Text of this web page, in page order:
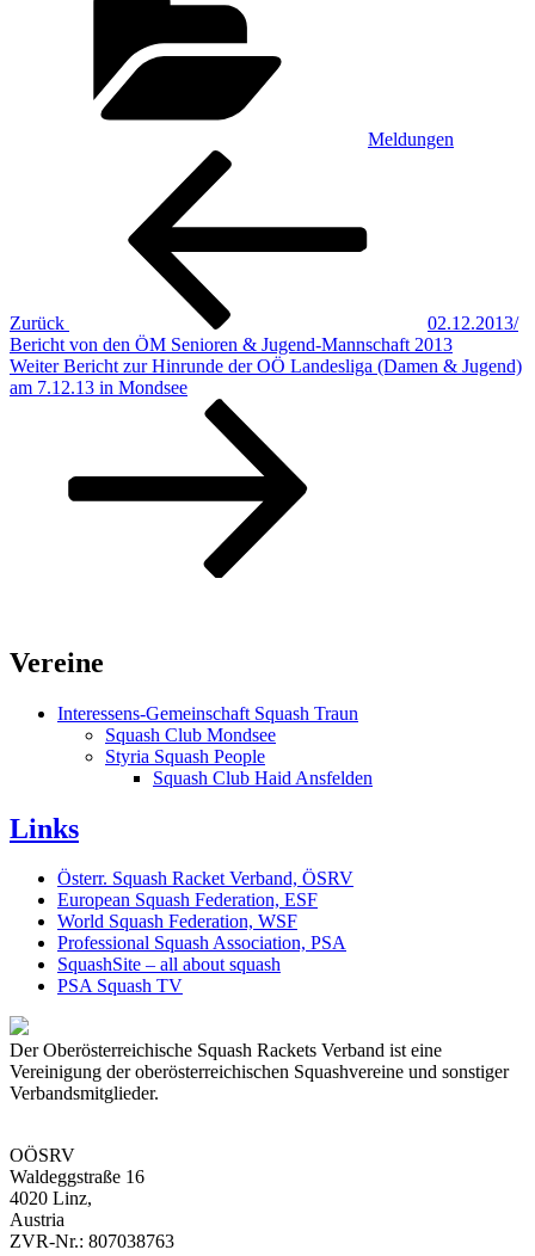
Meldungen
Beitragsnavigation
Zurück
02.12.2013/
Bericht von den ÖM Senioren & Jugend-Mannschaft 2013
Nächster
Beitrag
Weiter Bericht zur Hinrunde der OÖ Landesliga (Damen & Jugend)
am 7.12.13 in Mondsee
Vereine
Interessens-Gemeinschaft Squash Traun
Squash Club Mondsee
Styria Squash People
Squash Club Haid Ansfelden
Links
Österr. Squash Racket Verband, ÖSRV
European Squash Federation, ESF
World Squash Federation, WSF
Professional Squash Association, PSA
SquashSite – all about squash
PSA Squash TV
Der Oberösterreichische Squash Rackets Verband ist eine
Vereinigung der oberösterreichischen Squashvereine und sonstiger
Verbandsmitglieder.
OÖSRV
Waldeggstraße 16
4020 Linz,
Austria
ZVR-Nr.: 807038763